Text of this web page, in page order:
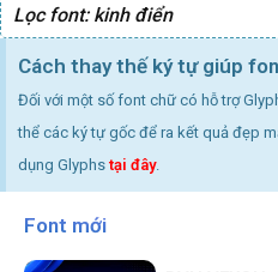
Lọc font: kinh điển
Cách thay thế ký tự giúp
Đối với một số font chữ có hỗ trợ
thể các ký tự gốc để ra kết quả đẹp
dụng Glyphs tại đây.
Font mới